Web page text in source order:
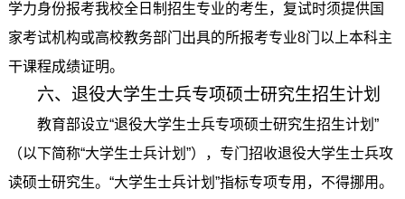
学力身份报考我校全日制招生专业的考生，复试时须提供国
家考试机构或高校教务部门出具的所报考专业8门以上本科主
干课程成绩证明。
六、退役大学生士兵专项硕士研究生招生计划
教育部设立“退役大学生士兵专项硕士研究生招生计划”
（以下简称“大学生士兵计划”），专门招收退役大学生士兵攻
读硕士研究生。“大学生士兵计划”指标专项专用，不得挪用。